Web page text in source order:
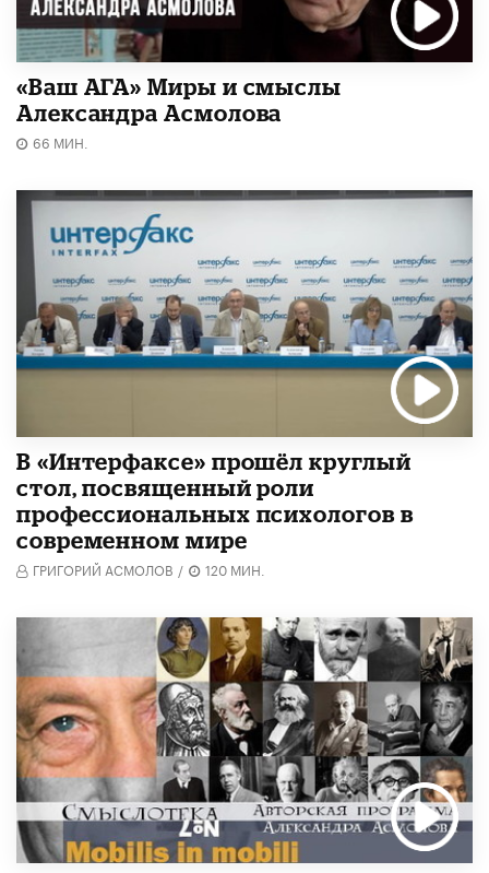
«Ваш АГА» Миры и смыслы
Александра Асмолова
66 МИН.
В «Интерфаксе» прошёл круглый
стол, посвященный роли
профессиональных психологов в
современном мире
ГРИГОРИЙ АСМОЛОВ / 120 МИН.